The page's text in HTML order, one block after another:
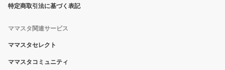
特定商取引法に基づく表記
ママスタ関連サービス
ママスタセレクト
ママスタコミュニティ